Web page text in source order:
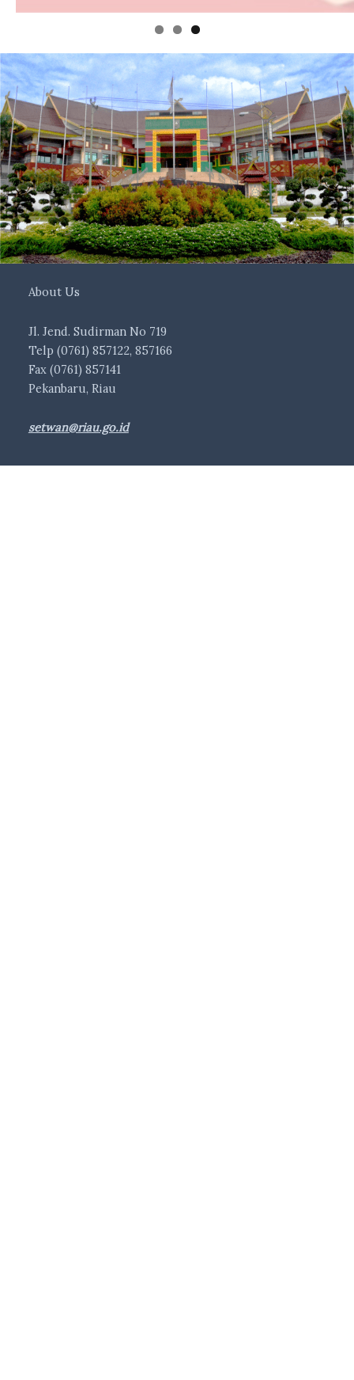
About Us
Jl. Jend. Sudirman No 719
Telp (0761) 857122, 857166
Fax (0761) 857141
Pekanbaru, Riau
setwan@riau.go.id